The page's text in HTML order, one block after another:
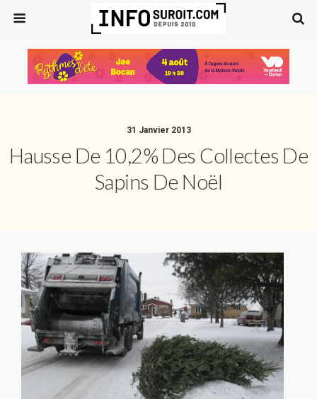
31 Janvier 2013
Hausse De 10,2% Des Collectes De
Sapins De Noël